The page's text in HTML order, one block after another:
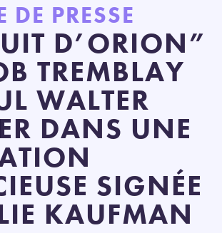
DE PRESSE
D’ORION”
TREMBLAY
WALTER
DANS UNE
SIGNÉE
KAUFMAN